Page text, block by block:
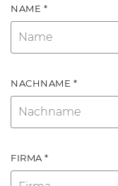
NAME *
NACHNAME *
FIRMA *